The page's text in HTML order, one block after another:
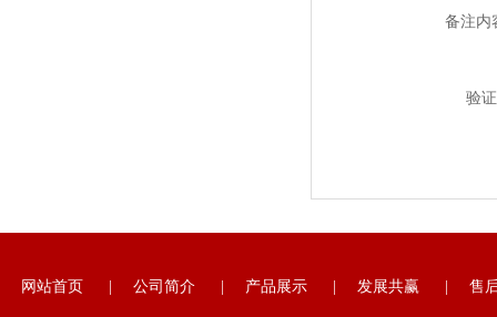
备注内
验
网站首页 公司简介 产品展示 发展共赢 售